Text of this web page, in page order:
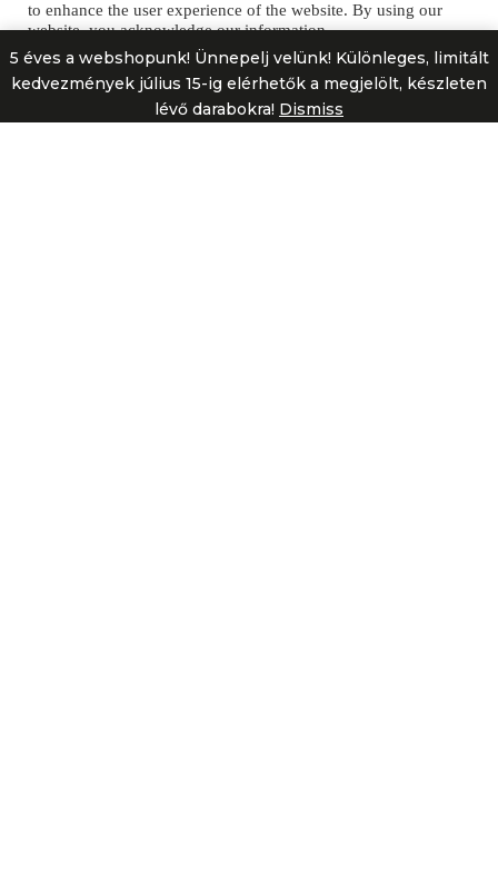
to enhance the user experience of the website. By using our
website, you acknowledge our information.
Cookie Settings
5 éves a webshopunk! Ünnepelj velünk! Különleges, limitált
kedvezmények július 15-ig elérhetők a megjelölt, készleten
lévő darabokra! Dismiss